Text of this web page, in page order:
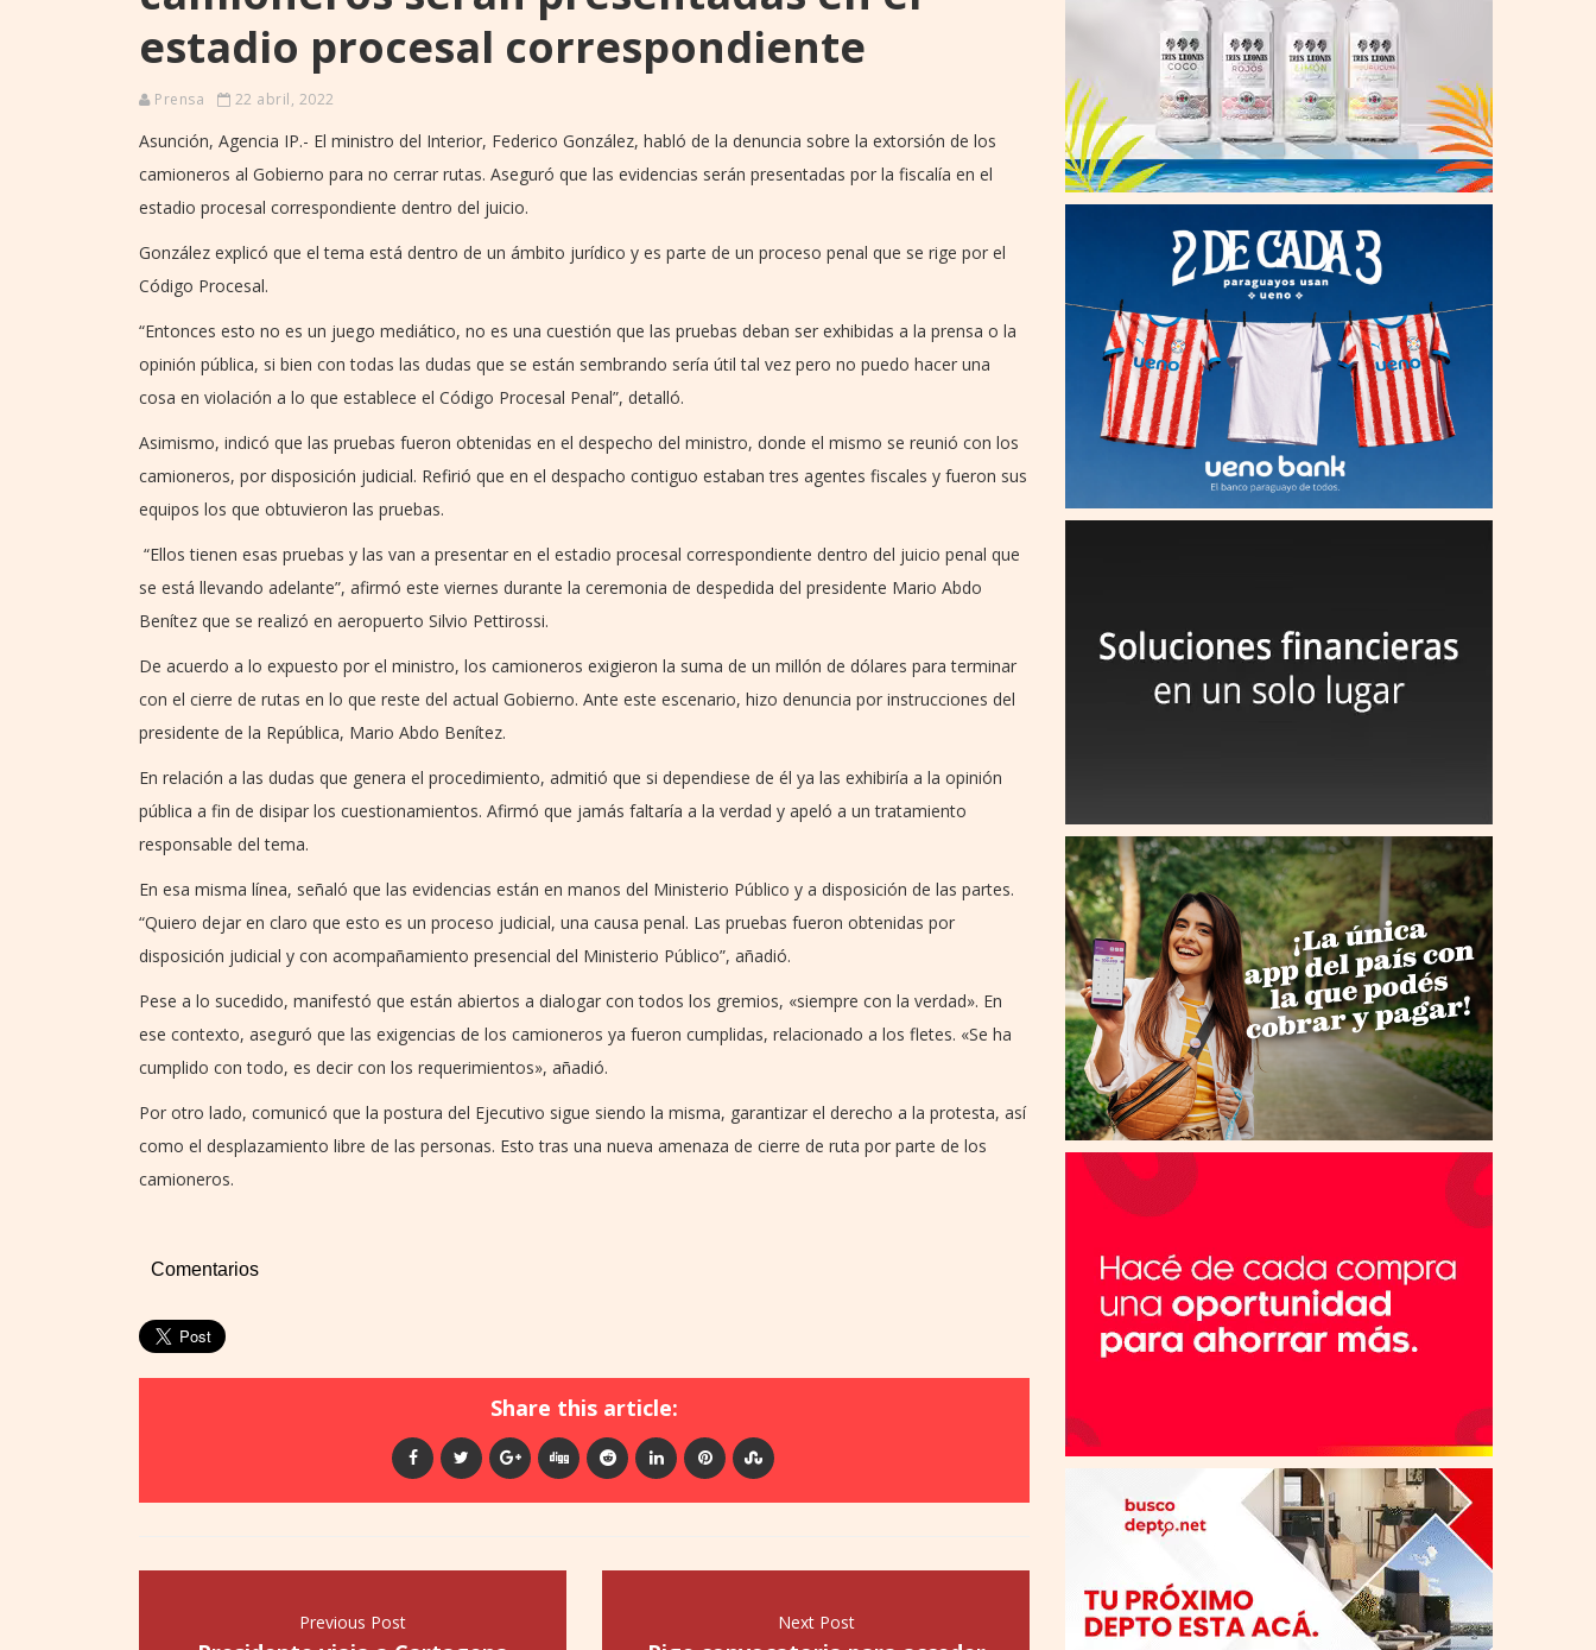
estadio procesal correspondiente
Prensa 22 abril, 2022
Asunción, Agencia IP.- El ministro del Interior, Federico González, habló de la denuncia sobre la extorsión de los
camioneros al Gobierno para no cerrar rutas. Aseguró que las evidencias serán presentadas por la fiscalía en el
estadio procesal correspondiente dentro del juicio.
González explicó que el tema está dentro de un ámbito jurídico y es parte de un proceso penal que se rige por el
Código Procesal.
“Entonces esto no es un juego mediático, no es una cuestión que las pruebas deban ser exhibidas a la prensa o la
opinión pública, si bien con todas las dudas que se están sembrando sería útil tal vez pero no puedo hacer una
cosa en violación a lo que establece el Código Procesal Penal”, detalló.
Asimismo, indicó que las pruebas fueron obtenidas en el despecho del ministro, donde el mismo se reunió con los
camioneros, por disposición judicial. Refirió que en el despacho contiguo estaban tres agentes fiscales y fueron sus
equipos los que obtuvieron las pruebas.
“Ellos tienen esas pruebas y las van a presentar en el estadio procesal correspondiente dentro del juicio penal que
se está llevando adelante”, afirmó este viernes durante la ceremonia de despedida del presidente Mario Abdo
Benítez que se realizó en aeropuerto Silvio Pettirossi.
De acuerdo a lo expuesto por el ministro, los camioneros exigieron la suma de un millón de dólares para terminar
con el cierre de rutas en lo que reste del actual Gobierno. Ante este escenario, hizo denuncia por instrucciones del
presidente de la República, Mario Abdo Benítez.
En relación a las dudas que genera el procedimiento, admitió que si dependiese de él ya las exhibiría a la opinión
pública a fin de disipar los cuestionamientos. Afirmó que jamás faltaría a la verdad y apeló a un tratamiento
responsable del tema.
En esa misma línea, señaló que las evidencias están en manos del Ministerio Público y a disposición de las partes.
“Quiero dejar en claro que esto es un proceso judicial, una causa penal. Las pruebas fueron obtenidas por
disposición judicial y con acompañamiento presencial del Ministerio Público”, añadió.
Pese a lo sucedido, manifestó que están abiertos a dialogar con todos los gremios, «siempre con la verdad». En
ese contexto, aseguró que las exigencias de los camioneros ya fueron cumplidas, relacionado a los fletes. «Se ha
cumplido con todo, es decir con los requerimientos», añadió.
Por otro lado, comunicó que la postura del Ejecutivo sigue siendo la misma, garantizar el derecho a la protesta, así
como el desplazamiento libre de las personas. Esto tras una nueva amenaza de cierre de ruta por parte de los
camioneros.
Comentarios
Share this article:
Previous Post Next Post